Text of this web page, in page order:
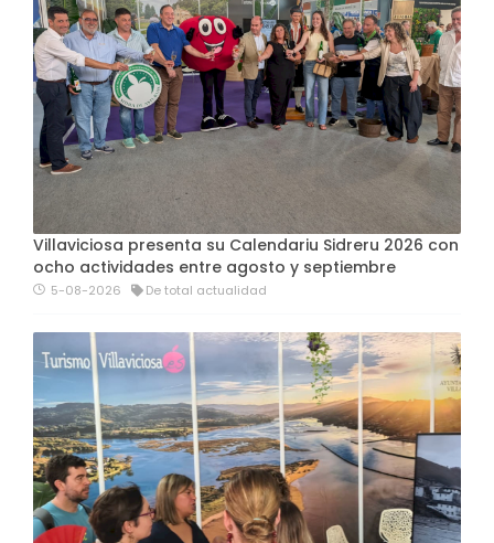
Villaviciosa presenta su Calendariu Sidreru 2026 con
ocho actividades entre agosto y septiembre
5-08-2026 De total actualidad